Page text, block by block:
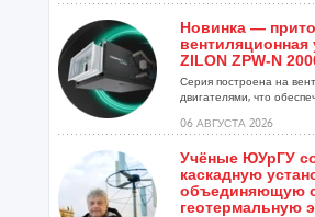
Новинка —
вентиляционная
ZILON ZPW-N
Серия построена на
двигателями, что
06 АВГУСТА 2026
Учёные ЮУрГУ
каскадную
объединяющую
геотермальную